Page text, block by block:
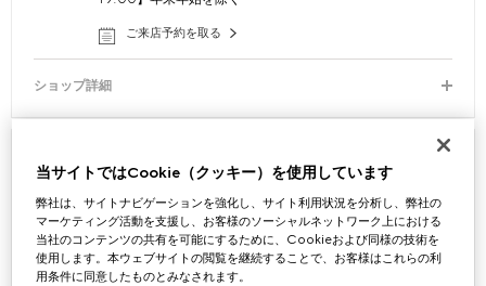
ご来店予約を取る
ショップ詳細
グッチ六本木
106-6108 東京都 港区六本木
東京都港区六本木6-12-4 六本木けやき坂通り1F
T：0120-99-2177 【電話受付時間: 月曜～土曜10:00〜
19:00】年末年始を除く
当サイトではCookie（クッキー）を使用しています
弊社は、サイトナビゲーションを強化し、サイト利用状況を分析し、弊社の
マーケティング活動を支援し、お客様のソーシャルネットワーク上における
当社のコンテンツの共有を可能にするために、Cookieおよび同様の技術を
使用します。本ウェブサイトの閲覧を継続することで、お客様はこれらの利
用条件に同意したものとみなされます。